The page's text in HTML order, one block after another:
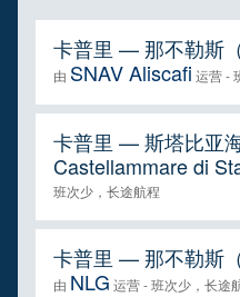
卡普里 — 那不勒斯
由 SNAV Aliscafi 运营 -
卡普里 — 斯塔比亚
Castellammare di
班次少，长途航程
卡普里 — 那不勒斯
由 NLG 运营 - 班次少，长途